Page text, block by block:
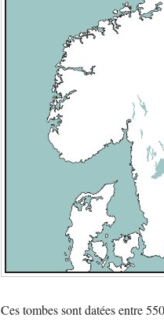
Ces tombes sont datées entre